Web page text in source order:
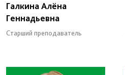
Галкина Алёна
Геннадьевна
Старший преподаватель